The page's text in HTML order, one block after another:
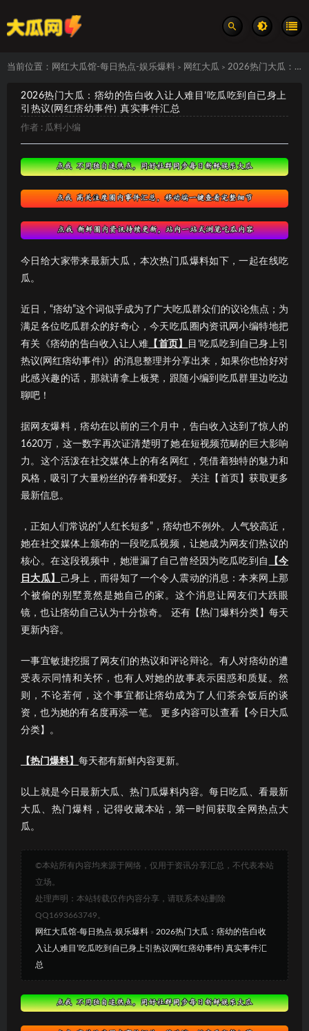
当前位置： 网红大瓜馆-每日热点-娱乐爆料 > 网红大瓜 > 2026热门大瓜：痞幼的告白收入让人难目’吃瓜吃到自已身上引热议(网红痞幼事件) 真实事件汇总
2026热门大瓜：痞幼的告白收入让人难目’吃瓜吃到自已身上
引热议(网红痞幼事件) 真实事件汇总
作者 : 瓜料小编
今日给大家带来最新大瓜，本次热门瓜爆料如下，一起在线吃
瓜。
近日，“痞幼”这个词似乎成为了广大吃瓜群众们的议论焦点；为
满足各位吃瓜群众的好奇心，今天吃瓜圈内资讯网小编特地把
有关《痞幼的告白收入让人难 【首页】
目’吃瓜吃到自已身上引
热议(网红痞幼事件)》的消息整理并分享出来，如果你也恰好对
此感兴趣的话，那就请拿上板凳，跟随小编到吃瓜群里边吃边
聊吧！
据网友爆料，痞幼在以前的三个月中，告白收入达到了惊人的
1620万，这一数字再次证清楚明了她在短视频范畴的巨大影响
力。这个活泼在社交媒体上的有名网红，凭借着独特的魅力和
风格，吸引了大量粉丝的存眷和爱好。 关注【首页】获取更多
最新信息。
，正如人们常说的“人红长短多”，痞幼也不例外。人气较高近，
她在社交媒体上颁布的一段吃瓜视频，让她成为网友们热议的
核心。在这段视频中，她泄漏了自己曾经因为吃瓜吃到自
【今
日大瓜】
己身上，而得知了一个令人震动的消息：本来网上那
个被偷的别墅竟然是她自己的家。这个消息让网友们大跌眼
镜，也让痞幼自己认为十分惊奇。 还有【热门爆料分类】每天
更新内容。
一事宜敏捷挖掘了网友们的热议和评论辩论。有人对痞幼的遭
受表示同情和关怀，也有人对她的故事表示困惑和质疑。然
则，不论若何，这个事宜都让痞幼成为了人们茶余饭后的谈
资，也为她的有名度再添一笔。 更多内容可以查看【今日大瓜
分类】。
【热门爆料】 每天都有新鲜内容更新。
以上就是今日最新大瓜、热门瓜爆料内容。每日吃瓜、看最新
大瓜、热门爆料，记得收藏本站，第一时间获取全网热点大
瓜。
©本站所有内容均来源于网络，仅用于资讯分享汇总，不代表本站
立场。
处理声明：本站转载仅作内容分享，请联系本站删除
QQ1693663749。
网红大瓜馆-每日热点-娱乐爆料 » 2026热门大瓜：痞幼的告白收
入让人难目’吃瓜吃到自已身上引热议(网红痞幼事件) 真实事件汇
总